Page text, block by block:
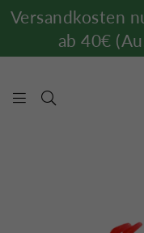
Versandkosten
ab 40€